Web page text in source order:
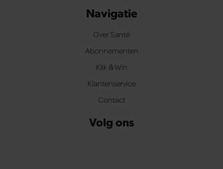
Navigatie
Over Santé
Abonnementen
Klik & Win
Klantenservice
Contact
Volg ons